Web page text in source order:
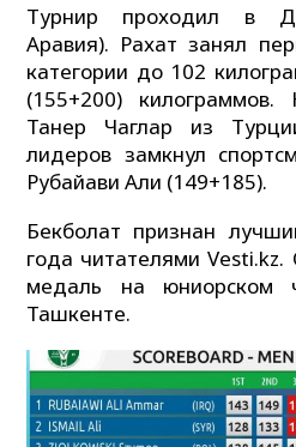
Турнир проходил в
Аравия). Рахат занял
категории до 102
(155+200)
Танер Чаглар из
лидеров замкнул
Рубайави Али (149+185).
Бекболат признан
года читателями
медаль на юниорском
Ташкенте.